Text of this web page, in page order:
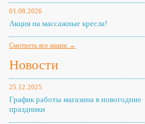
01.08.2026
Акция на массажные кресла!
Смотреть все акции →
Новости
25.12.2025
График работы магазина в новогодние
праздники